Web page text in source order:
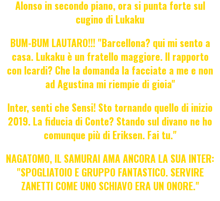
Alonso in secondo piano, ora si punta forte sul
cugino di Lukaku
BUM-BUM LAUTARO!!! "Barcellona? qui mi sento a
casa. Lukaku è un fratello maggiore. Il rapporto
con Icardi? Che la domanda la facciate a me e non
ad Agustina mi riempie di gioia"
Inter, senti che Sensi! Sto tornando quello di inizio
2019. La fiducia di Conte? Stando sul divano ne ho
comunque più di Eriksen. Fai tu."
NAGATOMO, IL SAMURAI AMA ANCORA LA SUA INTER:
"SPOGLIATOIO E GRUPPO FANTASTICO. SERVIRE
ZANETTI COME UNO SCHIAVO ERA UN ONORE."